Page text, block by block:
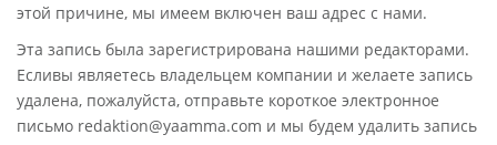
этой причине, мы имеем включен ваш адрес с нами.
Эта запись была зарегистрирована нашими редакторами.
Есливы являетесь владельцем компании и желаете запись
удалена, пожалуйста, отправьте короткое электронное
письмо redaktion@yaamma.com и мы будем удалить запись